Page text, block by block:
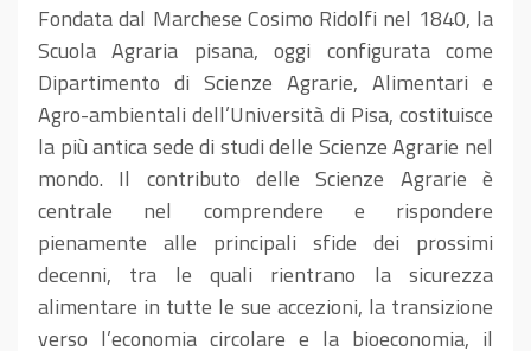
Fondata dal Marchese Cosimo Ridolfi nel 1840, la
Scuola Agraria pisana, oggi configurata come
Dipartimento di Scienze Agrarie, Alimentari e
Agro-ambientali dell’Università di Pisa, costituisce
la più antica sede di studi delle Scienze Agrarie nel
mondo. Il contributo delle Scienze Agrarie è
centrale nel comprendere e rispondere
pienamente alle principali sfide dei prossimi
decenni, tra le quali rientrano la sicurezza
alimentare in tutte le sue accezioni, la transizione
verso l’economia circolare e la bioeconomia, il